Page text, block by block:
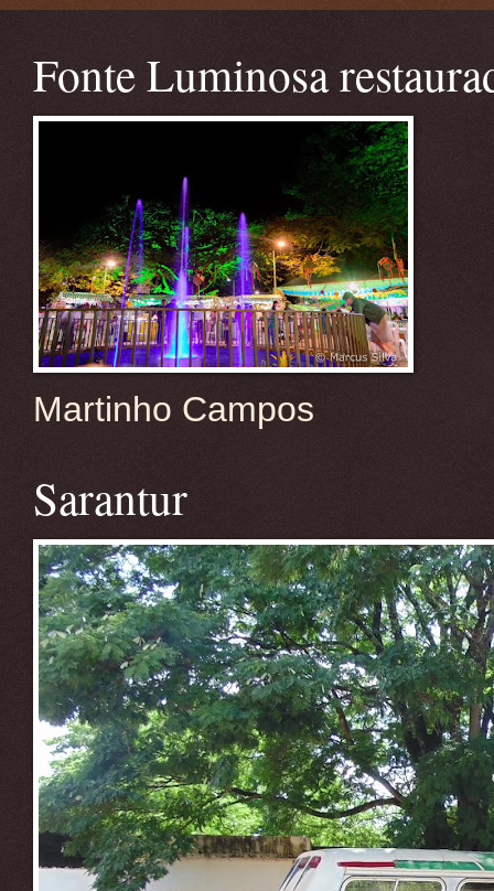
Fonte Luminosa
Martinho Campos
Sarantur